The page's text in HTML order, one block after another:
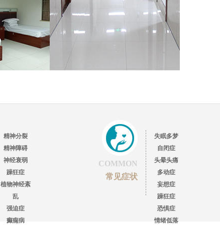
精神分裂
精神障碍
神经衰弱
躁狂症
植物神经紊
乱
强迫症
癫痫病
失眠多梦
自闭症
头晕头痛
多动症
妄想症
躁狂症
恐惧症
情绪低落
COMMON
常见症状